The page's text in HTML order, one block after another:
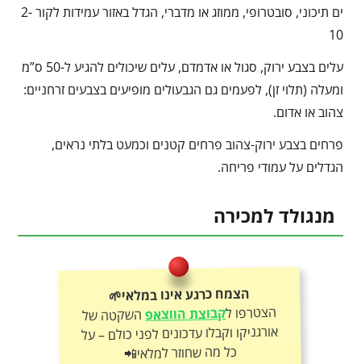
ים תיכוני, סובטרופי, ממוזג או מדברי, הגדל באזור עמידות לקור 2-
10
עלים בצבע ירוק, סגול או אדמדם, עלים שיכולים להגיע ל-50 ס”מ
ומעלה (תלוי זן), לפעמים גם הגבעולים מופיעים בצבעים זרחניים:
צהוב או אדום.
פרחים בצבע ירוק-צהוב פרחים קטנים וכמעט בלתי נראים,
הגדלים על עמודי פריחה.
מנגולד למכירה
הצמח כרגע אינו במלאי🌱
הצטרפו לקבוצת הווצאפהשקטה של
אורגניקו וקבלו עדכונים לפני כולם – על
כל מה שחוזר למלאי📲